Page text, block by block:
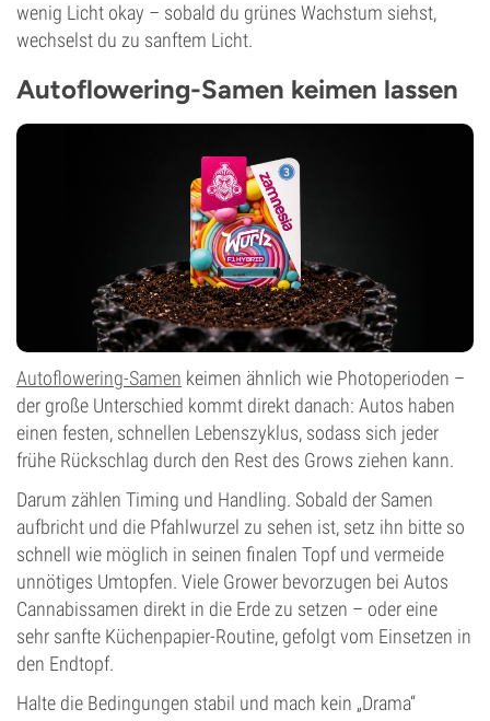
wenig Licht okay – sobald du grünes Wachstum siehst,
wechselst du zu sanftem Licht.
Autoflowering-Samen keimen lassen
Autoflowering-Samen keimen ähnlich wie Photoperioden –
der große Unterschied kommt direkt danach: Autos haben
einen festen, schnellen Lebenszyklus, sodass sich jeder
frühe Rückschlag durch den Rest des Grows ziehen kann.
Darum zählen Timing und Handling. Sobald der Samen
aufbricht und die Pfahlwurzel zu sehen ist, setz ihn bitte so
schnell wie möglich in seinen finalen Topf und vermeide
unnötiges Umtopfen. Viele Grower bevorzugen bei Autos
Cannabissamen direkt in die Erde zu setzen – oder eine
sehr sanfte Küchenpapier-Routine, gefolgt vom Einsetzen in
den Endtopf.
Halte die Bedingungen stabil und mach kein „Drama“